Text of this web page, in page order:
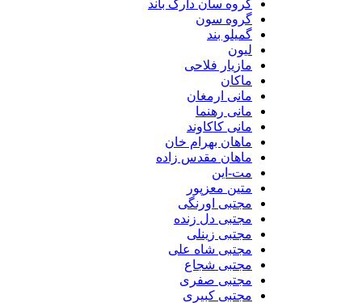
گروه سان دارک باند
گروه سون
گمیلو بند
لیون
مازیار فلاحی
ماکان
مانی ارمغان
مانی رهنما
مانی کاکاوند
ماهان بهرام خان
ماهان مقدس زاده
مت-این
متین معزپور
مجتبی اورنگی
مجتبی دل زنده
مجتبی زینلی
مجتبی شاه علی
مجتبی شجاع
مجتبی صفری
مجتبی کبیری